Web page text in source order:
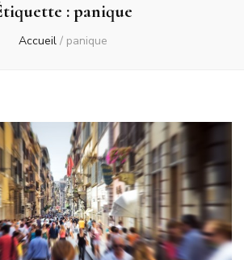
:panique
Accueil / panique